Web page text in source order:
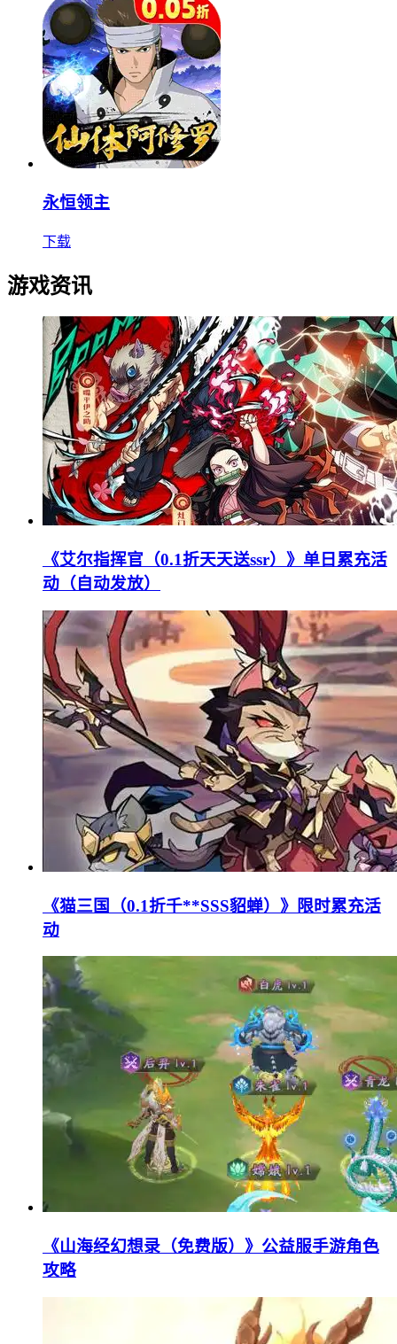
永恒领主
下载
游戏资讯
《艾尔指挥官（0.1折天天送ssr）》单日累充活
动（自动发放）
《猫三国（0.1折千**SSS貂蝉）》限时累充活
动
《山海经幻想录（免费版）》公益服手游角色
攻略